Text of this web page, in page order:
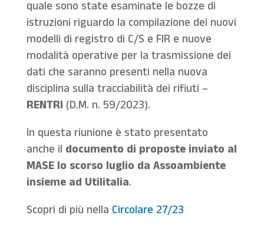
quale sono state esaminate le bozze di
istruzioni riguardo la compilazione dei nuovi
modelli di registro di C/S e FIR e nuove
modalità operative per la trasmissione dei
dati che saranno presenti nella nuova
disciplina sulla tracciabilità dei rifiuti –
RENTRI (D.M. n. 59/2023).
In questa riunione è stato presentato
anche il documento di proposte inviato al
MASE lo scorso luglio da Assoambiente
insieme ad Utilitalia.
Scopri di più nella Circolare 27/23